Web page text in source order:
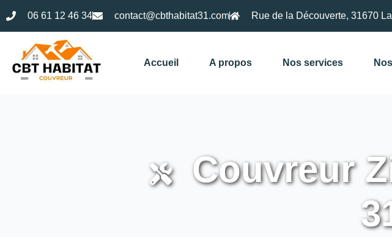
06 61 12 46 34 contact@cbthabitat31.com Rue de la Découverte, 31670
Accueil A propos Nos services
Couvreur